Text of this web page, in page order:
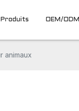
Produits OEM/ODM
animaux